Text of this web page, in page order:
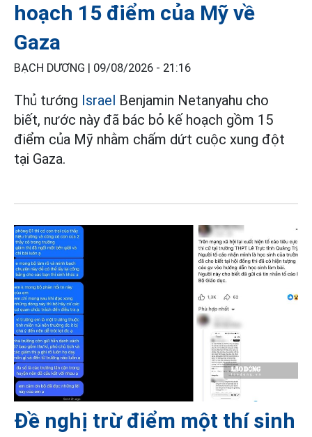
hoạch 15 điểm của Mỹ về
Gaza
BẠCH DƯƠNG | 09/08/2026 - 21:16
Thủ tướng Israel Benjamin Netanyahu cho
biết, nước này đã bác bỏ kế hoạch gồm 15
điểm của Mỹ nhằm chấm dứt cuộc xung đột
tại Gaza.
Đề nghị trừ điểm một thí sinh